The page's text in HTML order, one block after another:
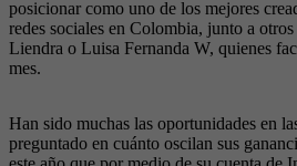
posicionar como uno de los mejores
redes sociales en Colombia, junto a
Liendra o Luisa Fernanda W, quienes
mes.
Han sido muchas las oportunidades en
preguntado en cuánto oscilan sus